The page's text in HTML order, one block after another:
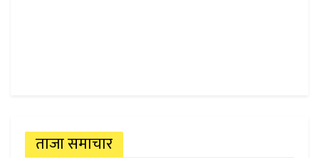
ताजा समाचार